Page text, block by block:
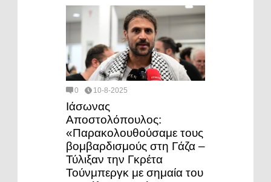
0 10-8-2025
Ιάσωνας
Αποστολόπουλος:
«Παρακολουθούσαμε τους
βομβαρδισμούς στη Γάζα –
Τύλιξαν την Γκρέτα
Τούνμπεργκ με σημαία του